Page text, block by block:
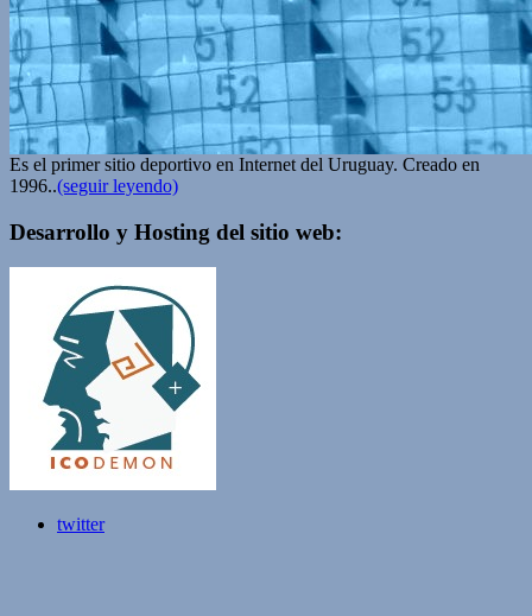
Es el primer sitio deportivo en Internet del Uruguay. Creado en
1996..(seguir leyendo)
Desarrollo y Hosting del sitio web:
twitter